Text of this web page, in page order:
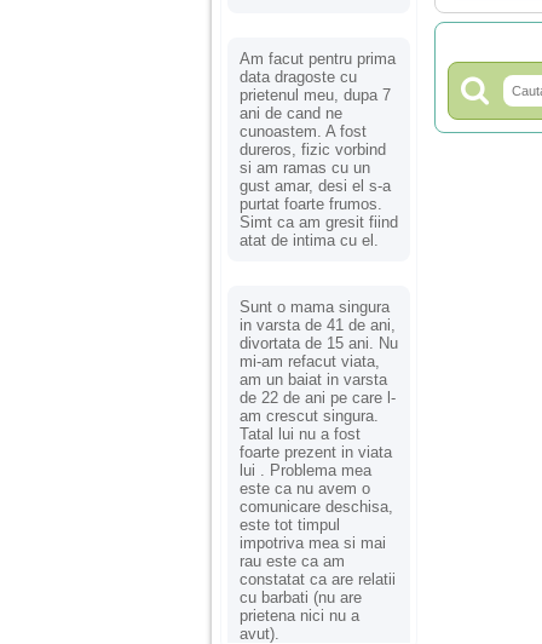
Am facut pentru prima
data dragoste cu
prietenul meu, dupa 7
ani de cand ne
cunoastem. A fost
dureros, fizic vorbind
si am ramas cu un
gust amar, desi el s-a
purtat foarte frumos.
Simt ca am gresit fiind
atat de intima cu el.
Sunt o mama singura
in varsta de 41 de ani,
divortata de 15 ani. Nu
mi-am refacut viata,
am un baiat in varsta
de 22 de ani pe care l-
am crescut singura.
Tatal lui nu a fost
foarte prezent in viata
lui . Problema mea
este ca nu avem o
comunicare deschisa,
este tot timpul
impotriva mea si mai
rau este ca am
constatat ca are relatii
cu barbati (nu are
prietena nici nu a
avut).